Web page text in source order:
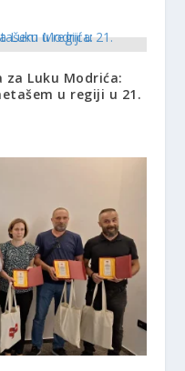
za Luku Modrića:
u regiji u 21.